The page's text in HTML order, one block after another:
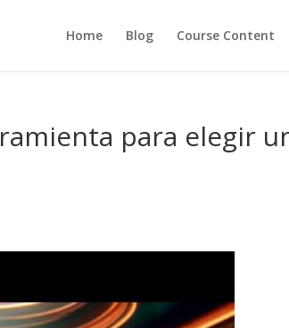
Home Blog Course Content
para elegir